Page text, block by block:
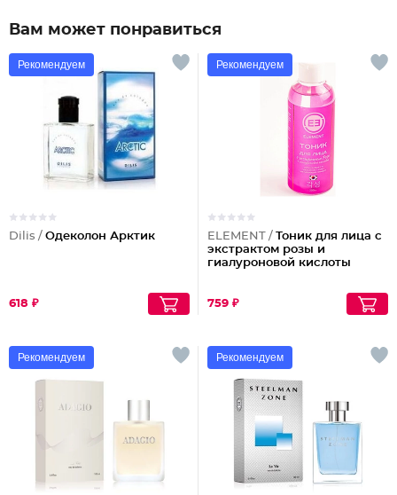
Вам может понравиться
Рекомендуем
Dilis / Одеколон Арктик
618 ₽
Рекомендуем
ELEMENT / Тоник для лица с
экстрактом розы и
гиалуроновой кислоты
759 ₽
Рекомендуем Рекомендуем